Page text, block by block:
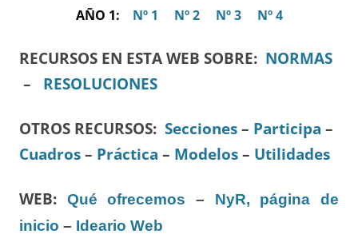
AÑO 1: Nº 1 Nº 2 Nº 3 Nº 4
RECURSOS EN ESTA WEB SOBRE: NORMAS
– RESOLUCIONES
OTROS RECURSOS: Secciones – Participa –
Cuadros – Práctica – Modelos – Utilidades
WEB: Qué ofrecemos – NyR, página de
inicio – Ideario Web